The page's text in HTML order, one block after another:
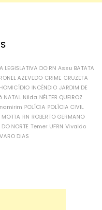
LEGISLATIVA DO RN Assu BATATA
AZEVEDO CRIME CRUZETA
HOMICÍDIO INCÊNDIO JARDIM DE
NATAL Nilda NÉLTER QUEIROZ
POLÍCIA POLÍCIA CIVIL
MOTTA RN ROBERTO GERMANO
NORTE Temer UFRN Vivaldo
DIAS